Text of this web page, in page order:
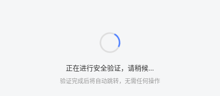
正在进行安全验证，请稍候…
验证完成后将自动跳转，无需任何操作